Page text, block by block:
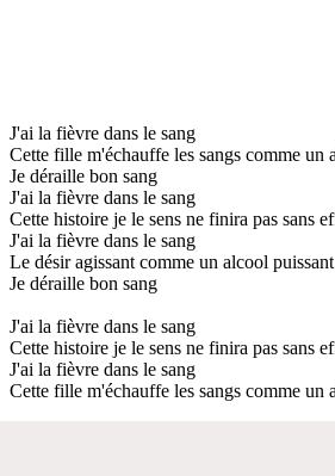
J'ai la fièvre dans le sang
Cette fille m'échauffe les sangs comme un
Je déraille bon sang
J'ai la fièvre dans le sang
Cette histoire je le sens ne finira pas sans
J'ai la fièvre dans le sang
Le désir agissant comme un alcool puissant
Je déraille bon sang
J'ai la fièvre dans le sang
Cette histoire je le sens ne finira pas sans
J'ai la fièvre dans le sang
Cette fille m'échauffe les sangs comme un